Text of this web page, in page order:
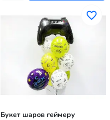
Букет шаров геймеру